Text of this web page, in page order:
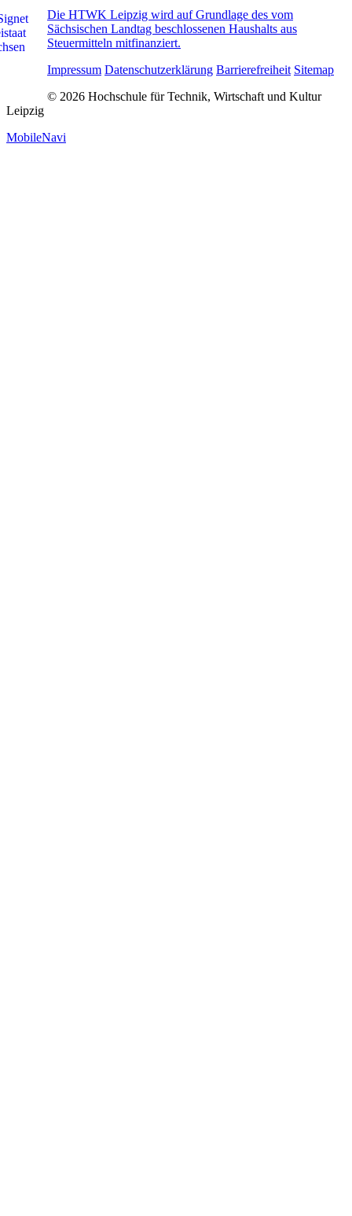
Die HTWK Leipzig wird auf Grundlage des vom
Sächsischen Landtag beschlossenen Haushalts aus
Steuermitteln mitfinanziert.
Impressum Datenschutzerklärung Barrierefreiheit Sitemap
© 2026 Hochschule für Technik, Wirtschaft und Kultur
Leipzig
MobileNavi